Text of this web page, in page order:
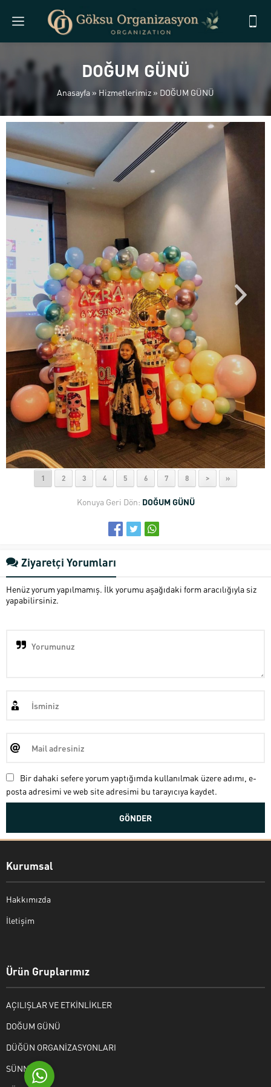
DOĞUM GÜNÜ
Anasayfa »Hizmetlerimiz » DOĞUM GÜNÜ
1 2 3 4 5 6 7 8 > »
Konuya Geri Dön: DOĞUM GÜNÜ
Ziyaretçi Yorumları
Henüz yorum yapılmamış. İlk yorumu aşağıdaki form aracılığıyla siz
yapabilirsiniz.
Bir dahaki sefere yorum yaptığımda kullanılmak üzere adımı, e-
posta adresimi ve web site adresimi bu tarayıcıya kaydet.
Kurumsal
Hakkımızda
İletişim
Ürün Gruplarımız
AÇILIŞLAR VE ETKİNLİKLER
DOĞUM GÜNÜ
DÜĞÜN ORGANİZASYONLARI
SÜNNET